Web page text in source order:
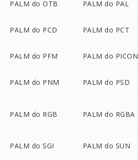
PALM do OTB PALM do PAL
PALM do PCD PALM do PCT
PALM do PFM PALM do PICON
PALM do PNM PALM do PSD
PALM do RGB PALM do RGBA
PALM do SGI PALM do SUN